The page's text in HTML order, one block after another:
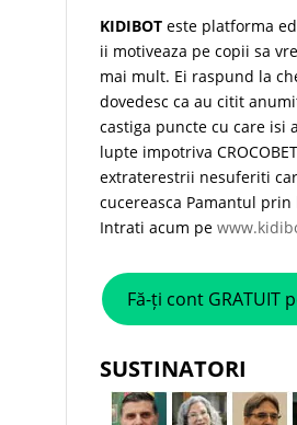
KIDIBOT este platforma
ii motiveaza pe copii sa
mai mult. Ei raspund la
dovedesc ca au citit
castiga puncte cu care isi
lupte impotriva
extraterestrii nesuferiti
cucereasca Pamantul prin
Intrati acum pe
Fă-ți cont GRATUIT
SUSTINATORI